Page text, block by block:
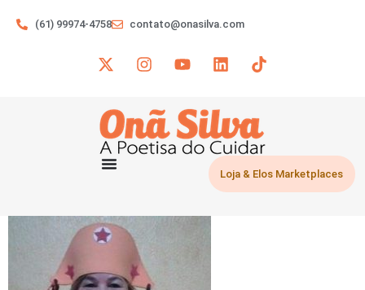
(61) 99974-4758 contato@onasilva.com
Loja & Elos Marketplaces